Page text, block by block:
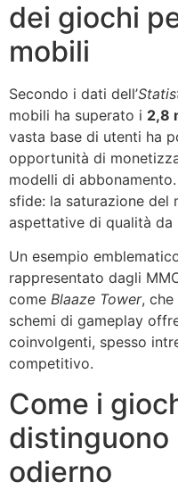
dei giochi
mobili
Secondo i dati dell’
mobili ha superato i 2,8
vasta base di utenti ha
opportunità di
modelli di
sfide: la saturazione del
aspettative di qualità
Un esempio
rappresentato dagli
come Blaaze Tower,
schemi di gameplay
coinvolgenti, spesso
competitivo.
Come i
distinguono
odierno